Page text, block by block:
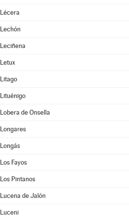
Lécera
Lechón
Leciñena
Letux
Litago
Lituénigo
Lobera de Onsella
Longares
Longás
Los Fayos
Los Pintanos
Lucena de Jalón
Luceni